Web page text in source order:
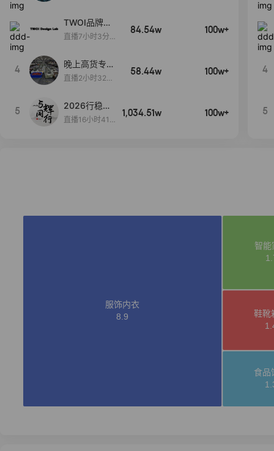
TWOI品牌直
播间新款上
直播7小时3分5
84.54w 100w+
4
晚上高货专场
大放漏
直播2小时32分
58.44w 100w+
5
2026行稳致
远
直播16小时41
1,034.51w 100w+
4
5